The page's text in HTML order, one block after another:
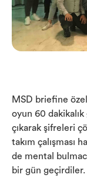
MSD briefine
oyun 60 dakikalık
çıkarak şifreleri
takım çalışması
de mental
bir gün geçirdiler.